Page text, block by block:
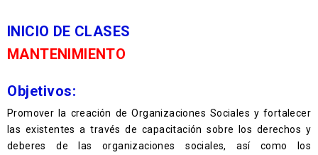
INICIO DE CLASES
MANTENIMIENTO
Objetivos:
Promover la creación de Organizaciones Sociales y fortalecer
las existentes a través de capacitación sobre los derechos y
deberes de las organizaciones sociales, así como los